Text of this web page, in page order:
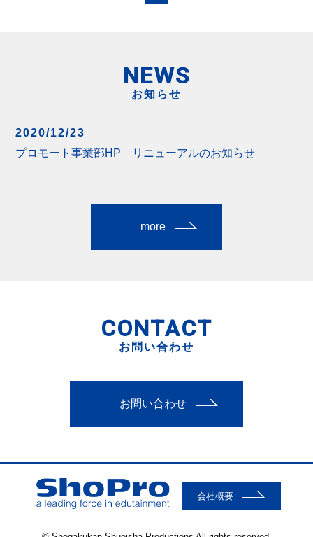
NEWS
お知らせ
2020/12/23
プロモート事業部HP リニューアルのお知らせ
more
CONTACT
お問い合わせ
お問い合わせ
会社概要